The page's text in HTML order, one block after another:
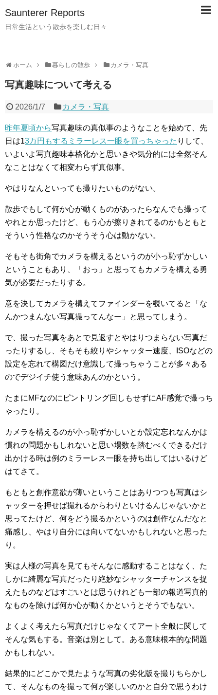
Saunterer Reports
日常生活という散歩を楽しむ日々
ホーム 暮らしの散歩 カメラ・写真
写真趣味について考える
2026/1/7 カメラ・写真
昨年夏頃から写真趣味の真似事のようなことを始めて、先
日は13万円もするミラーレス一眼を買っちゃった りして、
いよいよ写真趣味本格化かと思いきや気分的には全然そん
なことはなくて相変わらず真似事。
やはりなんといっても撮りたいものがない。
散歩でもして何か心が動くものがあったらなんでも撮って
やれとか思ったけど、もう心が擦りきれてるのかもともと
そういう性格なのかそうそう心は動かない。
そもそも街角でカメラを構えるというのが小っ恥ずかしい
ということもあり、「おっ」と思ってもカメラを構える勇
気が必要だったりする。
意を決してカメラを構えてファインダーを覗いてると「な
んかつまんない写真撮ってんなー」と思ってしまう。
で、撮った写真をあとで見返すとやはりつまらない写真だ
ったりするし、そもそも絞りやシャッター速度、ISOなどの
設定を忘れて構図だけ意識して撮っちゃうことが多々ある
のでデジイチ使う意味あんのかという。
たまにMFなのにピントリング回しもせずにAF感覚で撮っち
ゃったり。
カメラを構えるのが小っ恥ずかしいとか設定忘れなんかは
慣れの問題かもしれないと思い場数を踏むべくできるだけ
出かける時は例のミラーレス一眼を持ち出してはいるけど
はてさて。
もともと創作意欲が薄いということはありつつも写真はシ
ャッターを押せば撮れるからわりといけるんじゃないかと
思ってたけど、何をどう撮るかというのは創作なんだなと
痛感し、やはり自分には向いてないかもしれないと思った
り。
実は人様の写真を見てもそんなに感動することはなく、た
しかに綺麗な写真だったり絶妙なシャッターチャンスを捉
えたものなどはすごいとは思うけれども一部の報道写真的
なものを除けば何か心が動くかというとそうでもない。
よくよく考えたら写真だけじゃなくてアート全般に関して
そんな気もする。音楽は別として。ある意味根本的な問題
かもしれない。
結果的にどこかで見たような写真の劣化版を撮りちらかし
て、そんなものを撮って何が楽しいのかと自分で思うわけ